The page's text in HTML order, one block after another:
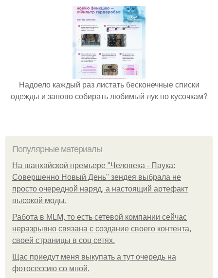
Надоело каждый раз листать бесконечные списки
одежды и заново собирать любимый лук по кусочкам?
Популярные материалы
На шанхайской премьере "Человека - Паука:
Совершенно Новый День" зендея выбрала не
просто очередной наряд, а настоящий артефакт
высокой моды.
Работа в MLM, то есть сетевой компании сейчас
неразрывно связана с создание своего контента,
своей страницы в соц сетях.
Щас приедут меня выкупать а тут очередь на
фотосессию со мной.